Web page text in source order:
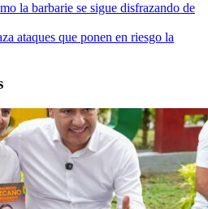
la barbarie se sigue disfrazando de
ataques que ponen en riesgo la